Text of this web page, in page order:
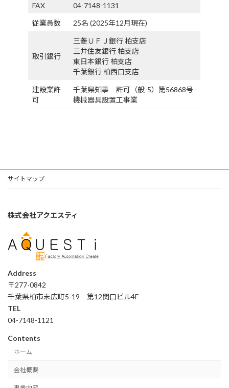
FAX
04-7148-1131
従業員数
25名 (2025年12月現在)
取引銀行
三菱ＵＦＪ銀行 柏支店
三井住友銀行 柏支店
東日本銀行 柏支店
千葉銀行 柏西口支店
建設業許
可
千葉県知事 許可（般-5）第56868号
機械器具設置工事業
サイトマップ
株式会社アクエスティ
Address
〒277-0842
千葉県柏市末広町5-19 第12関口ビル4F
TEL
04-7148-1121
Contents
ホーム
会社概要